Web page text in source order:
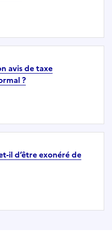
avis de taxe
?
il d’être exonéré de